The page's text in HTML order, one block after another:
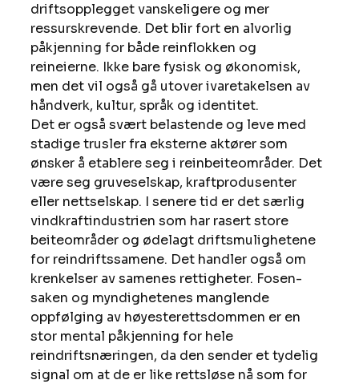
driftsopplegget vanskeligere og mer
ressurskrevende. Det blir fort en alvorlig
påkjenning for både reinflokken og
reineierne. Ikke bare fysisk og økonomisk,
men det vil også gå utover ivaretakelsen av
håndverk, kultur, språk og identitet.
Det er også svært belastende og leve med
stadige trusler fra eksterne aktører som
ønsker å etablere seg i reinbeiteområder. Det
være seg gruveselskap, kraftprodusenter
eller nettselskap. I senere tid er det særlig
vindkraftindustrien som har rasert store
beiteområder og ødelagt driftsmulighetene
for reindriftssamene. Det handler også om
krenkelser av samenes rettigheter. Fosen-
saken og myndighetenes manglende
oppfølging av høyesterettsdommen er en
stor mental påkjenning for hele
reindriftsnæringen, da den sender et tydelig
signal om at de er like rettsløse nå som for